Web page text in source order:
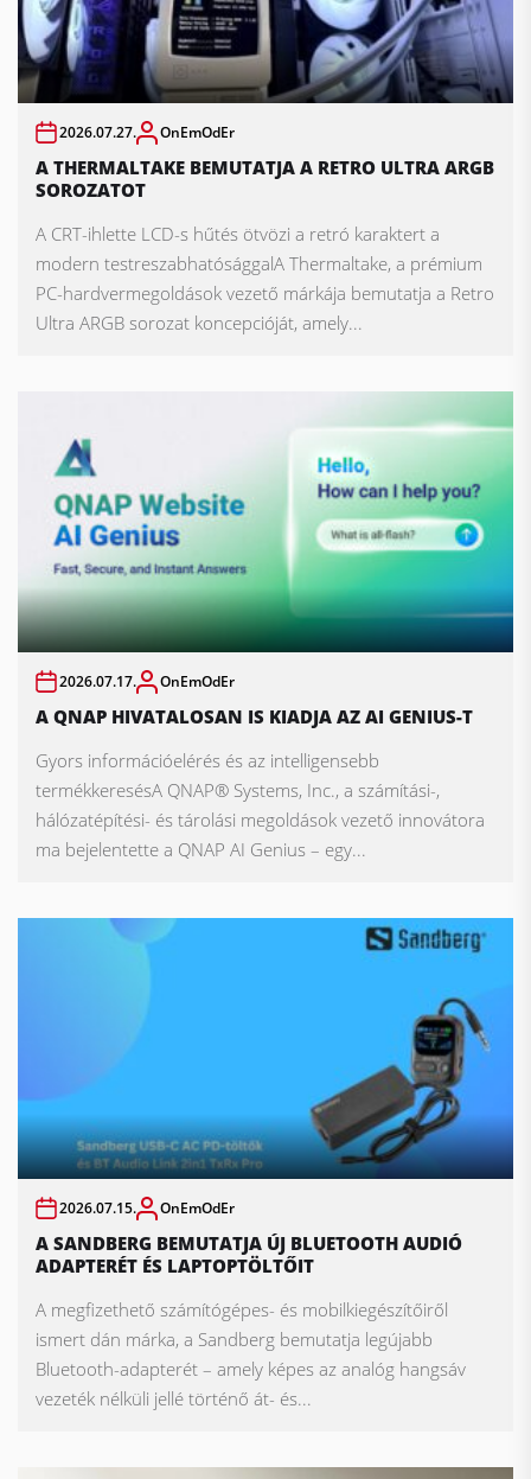
2026.07.27. OnEmOdEr
A THERMALTAKE BEMUTATJA A RETRO ULTRA ARGB
SOROZATOT
A CRT-ihlette LCD-s hűtés ötvözi a retró karaktert a
modern testreszabhatósággalA Thermaltake, a prémium
PC-hardvermegoldások vezető márkája bemutatja a Retro
Ultra ARGB sorozat koncepcióját, amely...
2026.07.17. OnEmOdEr
A QNAP HIVATALOSAN IS KIADJA AZ AI GENIUS-T
Gyors információelérés és az intelligensebb
termékkeresésA QNAP® Systems, Inc., a számítási-,
hálózatépítési- és tárolási megoldások vezető innovátora
ma bejelentette a QNAP AI Genius – egy...
2026.07.15. OnEmOdEr
A SANDBERG BEMUTATJA ÚJ BLUETOOTH AUDIÓ
ADAPTERÉT ÉS LAPTOPTÖLTŐIT
A megfizethető számítógépes- és mobilkiegészítőiről
ismert dán márka, a Sandberg bemutatja legújabb
Bluetooth-adapterét – amely képes az analóg hangsáv
vezeték nélküli jellé történő át- és...